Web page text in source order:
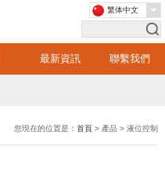
最新資訊 聯繫我們
繁体中文
您現在的位置是：首頁 > 產品 > 液位控制